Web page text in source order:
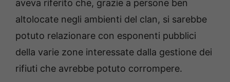
aveva riferito che, grazie a persone ben
altolocate negli ambienti del clan, si sarebbe
potuto relazionare con esponenti pubblici
della varie zone interessate dalla gestione dei
rifiuti che avrebbe potuto corrompere.